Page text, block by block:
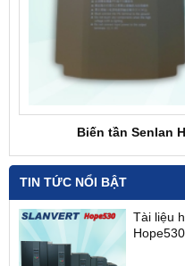
Biến tần Senlan
TIN TỨC NỔI BẬT
Tài liệu